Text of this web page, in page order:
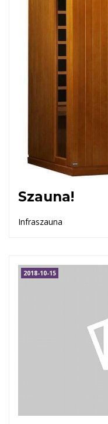
Szauna!
Infraszauna
2018-10-15